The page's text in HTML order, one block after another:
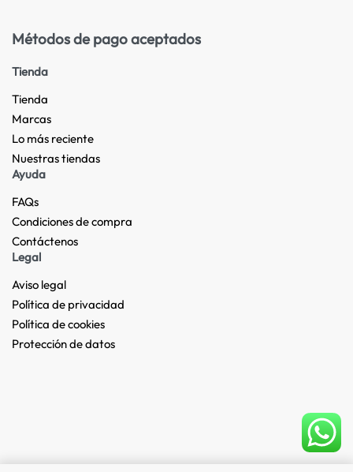
Métodos de pago aceptados
Tienda
Tienda
Marcas
Lo más reciente​
Nuestras tiendas​
Ayuda
FAQs
Condiciones de compra
Contáctenos
Legal
Aviso legal
Política de privacidad
Política de cookies
Protección de datos